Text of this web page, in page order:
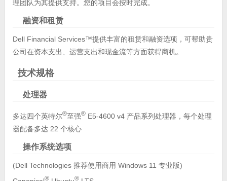
理团队为其提供支持。您的项目会按时完成。
融资和租赁
Dell Financial Services™提供丰富的租赁和融资选项，可帮助贵
公司在资本支出、运营支出和现金流等方面获得商机。
技术规格
处理器
多达四个英特尔®至强®E5-4600 v4 产品系列处理器，每个处理
器配备多达 22 个核心
操作系统选项
(Dell Technologies 推荐使用商用 Windows 11 专业版)
® ®